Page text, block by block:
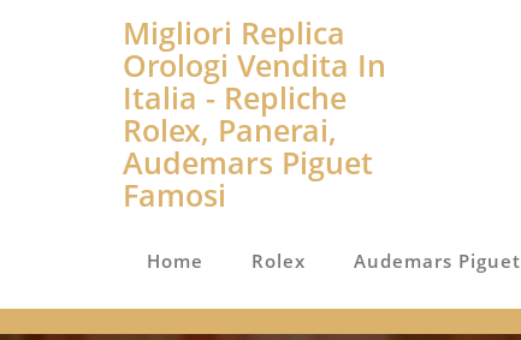
Migliori Replica
Orologi Vendita In
Italia - Repliche
Rolex, Panerai,
Audemars Piguet
Famosi
Home Rolex Audemars Piguet